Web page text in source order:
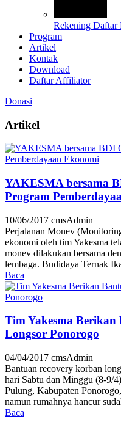
Rekening Daftar
Program
Artikel
Kontak
Download
Daftar Affiliator
Donasi
Artikel
YAKESMA bersama
Program
10/06/2017 cmsAdmin
Perjalanan Monev
ekonomi oleh tim Yakesma
monev dilakukan bersama
lembaga. Budidaya Ternak
Baca
Tim Yakesma
Longsor Ponorogo
04/04/2017 cmsAdmin
Bantuan recovery korban
hari Sabtu dan Minggu (8-9/
Pulung, Kabupaten
namun rumahnya hancur
Baca